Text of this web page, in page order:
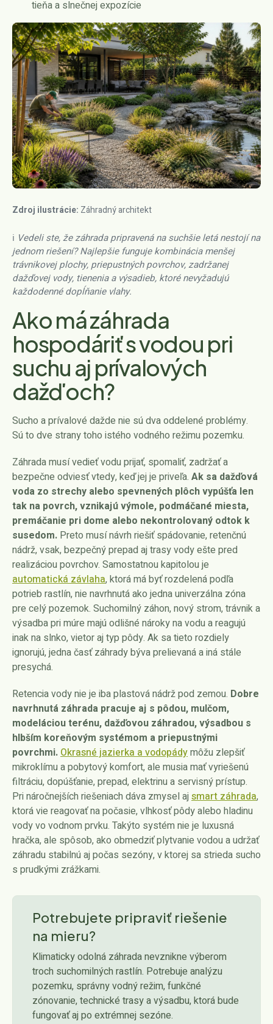
tieňa a slnečnej expozície
Zdroj ilustrácie: Záhradný architekt
ℹ️ Vedeli ste, že záhrada pripravená na suchšie letá nestojí na
jednom riešení? Najlepšie funguje kombinácia menšej
trávnikovej plochy, priepustných povrchov, zadržanej
dažďovej vody, tienenia a výsadieb, ktoré nevyžadujú
každodenné dopĺňanie vlahy.
Ako má záhrada
hospodáriť s vodou pri
suchu aj prívalových
dažďoch?
Sucho a prívalové dažde nie sú dva oddelené problémy.
Sú to dve strany toho istého vodného režimu pozemku.
Záhrada musí vedieť vodu prijať, spomaliť, zadržať a
bezpečne odviesť vtedy, keď jej je priveľa. Ak sa dažďová
voda zo strechy alebo spevnených plôch vypúšťa len
tak na povrch, vznikajú výmole, podmáčané miesta,
premáčanie pri dome alebo nekontrolovaný odtok k
susedom. Preto musí návrh riešiť spádovanie, retenčnú
nádrž, vsak, bezpečný prepad aj trasy vody ešte pred
realizáciou povrchov. Samostatnou kapitolou je
automatická závlaha, ktorá má byť rozdelená podľa
potrieb rastlín, nie navrhnutá ako jedna univerzálna zóna
pre celý pozemok. Suchomilný záhon, nový strom, trávnik a
výsadba pri múre majú odlišné nároky na vodu a reagujú
inak na slnko, vietor aj typ pôdy. Ak sa tieto rozdiely
ignorujú, jedna časť záhrady býva prelievaná a iná stále
presychá.
Retencia vody nie je iba plastová nádrž pod zemou. Dobre
navrhnutá záhrada pracuje aj s pôdou, mulčom,
modeláciou terénu, dažďovou záhradou, výsadbou s
hlbším koreňovým systémom a priepustnými
povrchmi.Okrasné jazierka a vodopádymôžu zlepšiť
mikroklímu a pobytový komfort, ale musia mať vyriešenú
filtráciu, dopúšťanie, prepad, elektrinu a servisný prístup.
Pri náročnejších riešeniach dáva zmysel aj smart záhrada,
ktorá vie reagovať na počasie, vlhkosť pôdy alebo hladinu
vody vo vodnom prvku. Takýto systém nie je luxusná
hračka, ale spôsob, ako obmedziť plytvanie vodou a udržať
záhradu stabilnú aj počas sezóny, v ktorej sa strieda sucho
s prudkými zrážkami.
Potrebujete pripraviť riešenie
na mieru?
Klimaticky odolná záhrada nevznikne výberom
troch suchomilných rastlín. Potrebuje analýzu
pozemku, správny vodný režim, funkčné
zónovanie, technické trasy a výsadbu, ktorá bude
fungovať aj po extrémnej sezóne.